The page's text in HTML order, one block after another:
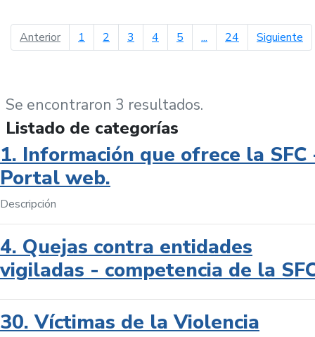
Anteriorpágina anterior
1 2 3 4 5 ... 24 Siguiente
Se encontraron 3 resultados.
Listado de categorías
1. Información que ofrece la SFC
Portal web.
Descripción
4. Quejas contra entidades
vigiladas - competencia de la
30. Víctimas de la Violencia